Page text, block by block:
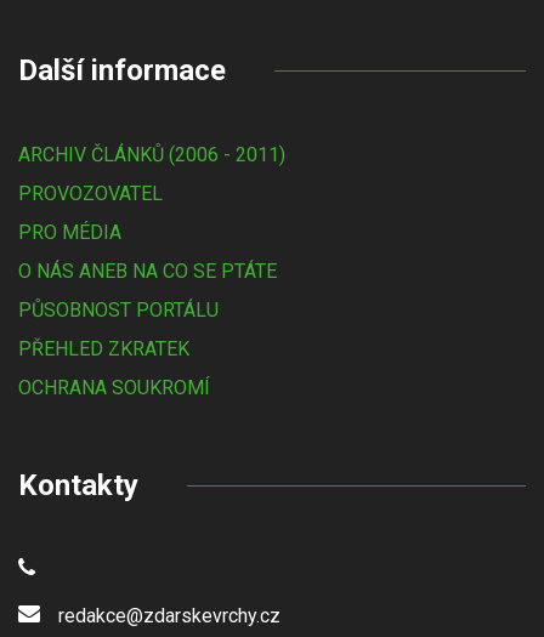
Další informace
ARCHIV ČLÁNKŮ (2006 - 2011)
PROVOZOVATEL
PRO MÉDIA
O NÁS ANEB NA CO SE PTÁTE
PŮSOBNOST PORTÁLU
PŘEHLED ZKRATEK
OCHRANA SOUKROMÍ
Kontakty
redakce@zdarskevrchy.cz